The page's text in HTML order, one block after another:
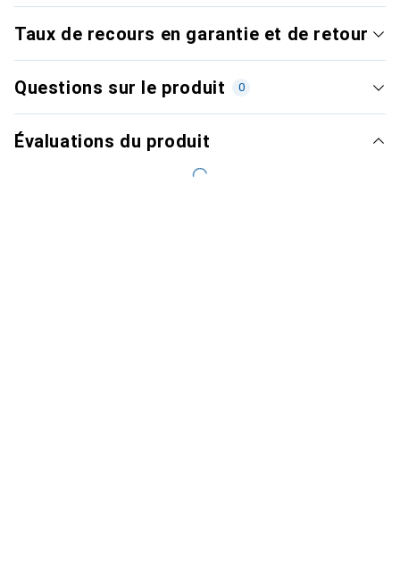
Taux de recours en garantie et de retour
Questions sur le produit 0
Évaluations du produit